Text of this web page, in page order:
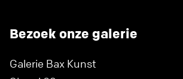
Bezoek onze galerie
Galerie Bax Kunst